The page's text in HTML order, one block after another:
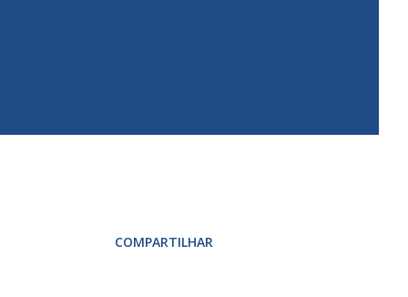
COMPARTILHAR